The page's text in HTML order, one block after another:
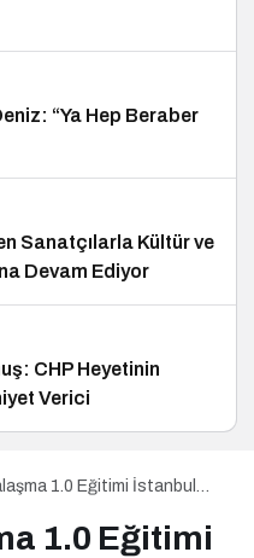
“Ya Hep Beraber
Sanatçılarla Kültür ve
Devam Ediyor
CHP Heyetinin
Verici
1.0 Eğitimi İstanbul
1.0 Eğitimi